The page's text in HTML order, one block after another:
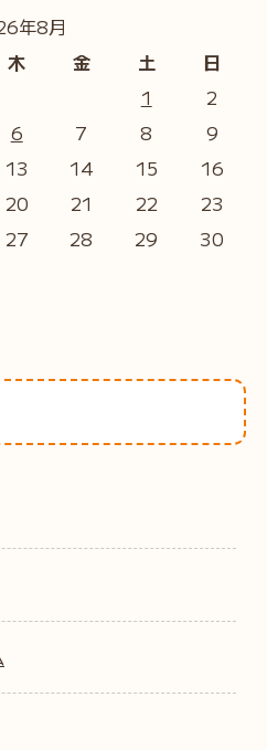
年8月
木 金 土 日
1
2
6 7 8
9
13 14 15
16
20 21 22
23
27 28 29
30